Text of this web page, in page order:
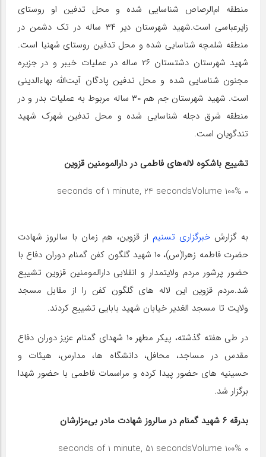
منطقه ام‌الرصاص شناسایی شده و محل تدفین او روستای
زایر‌عباسی است.شهید شهرستان دیر ۳۴ ساله در تک دشمن در
منطقه شلمچه شناسایی شده و محل تدفین روستای شهنیا است.
شهید شهرستان دشتستان ۲۶ ساله در عملیات خیبر و در جزیره
مجنون شناسایی شده و محل تدفین پادگان آیت‌الله بهاء‌الدینی
است. شهید شهرستان جم هم ۳۰ ساله مربوط به عملیات بدر و در
منطقه شرق دجله شناسایی شده و محل تدفین شهرک شهید
تندگویان است.
تشییع باشکوه لاله‌های فاطمی در دارالمومنین قزوین
۰ seconds of 1 minute, 24 seconds Volume 100%
به گزارش خبرگزاری تسنیم از قزوین، هم زمان با سالروز شهادت
حضرت فاطمه زهرا(س)، ۱۰ شهید گلگون کفن گمنام دوران دفاع با
حضور پرشور مردم ولایتمدار و انقلابی دارالمومنین قزوین تشییع
شد.مردم قزوین این لاله های گلگون کفن را از مقابل مسجد
ولایت تا مسجد الغدیر خیابان شهید بابایی تشییع کردند.
در طی هفته گذشته، پیکر مطهر ۱۰ شهدای گمنام عزیز دوران دفاع
مقدس در مساجد، محافل، دانشگاه ها، مدارس، هیئات و
حسینیه های حضور پیدا کرده و مراسمات فاطمی با حضور شهدا
برگزار شد.
بدرقه ۶ شهید گمنام در سالروز شهادت مادر بی‌مزارشان
۰ seconds of 1 minute, 51 seconds Volume 100%